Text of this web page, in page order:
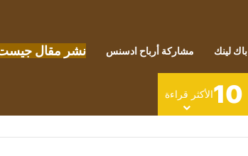
باك لينك مشاركة أرباح ادسنس نشر مقال
10الأكثر قراءة